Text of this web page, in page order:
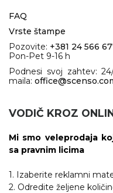
FAQ
Vrste štampe
Pozovite: +381 24 566
Pon-Pet 9-16 h
Podnesi svoj zahtev:
maila:
VODIČ KROZ
Mi smo veleprodaja
sa pravnim licima
1. Izaberite reklamni
2. Odredite željene